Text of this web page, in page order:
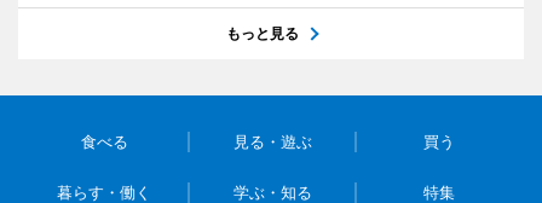
もっと見る
食べる 見る・遊ぶ 買う
暮らす・働く 学ぶ・知る 特集